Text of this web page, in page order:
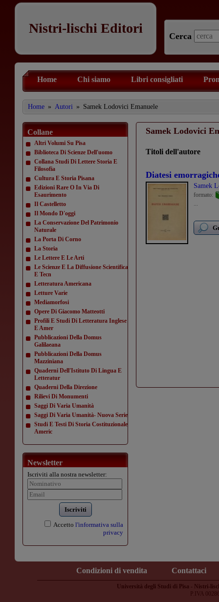
Nistri-lischi Editori
Cerca
Home Chi siamo Libri consigliati
Home » Autori » Samek Lodovici Emanuele
Collane
Altri Volumi Su Pisa
Biblioteca Di Scienze Dell'uomo
Collana Studi Di Lettere Storia E
Filosofia
Cultura E Storia Pisana
Edizioni Rare O In Via Di
Esaurimento
Il Castelletto
Il Mondo D'oggi
La Conservazione Del Patrimonio
Naturale
La Porta Di Corno
La Storia
Le Lettere E Le Arti
Le Scienze E La Diffusione Scientifica
E Tecn
Letteratura Americana
Letture Varie
Mediamorfosi
Opere Di Giacomo Matteotti
Profili E Studi Di Letteratura Inglese
E Amer
Pubblicazioni Della Domus
Galilaeana
Pubblicazioni Della Domus
Mazziniana
Quaderni Dell'Istituto Di Lingua E
Letteratur
Quaderni Della Direzione
Rilievi Di Monumenti
Saggi Di Varia Umanità
Saggi Di Varia Umanità- Nuova Serie
Studi E Testi Di Storia Costituzionale
Americ
Newsletter
Iscriviti alla nostra newsletter:
Iscriviti
Accetto l'informativa sulla
privacy
Samek Lodovici
Titoli dell'autore
Diatesi
Samek
formato:
...
Condizioni di vendita Contattaci
Università degli Studi di Pisa - Nistri-
P.IVA